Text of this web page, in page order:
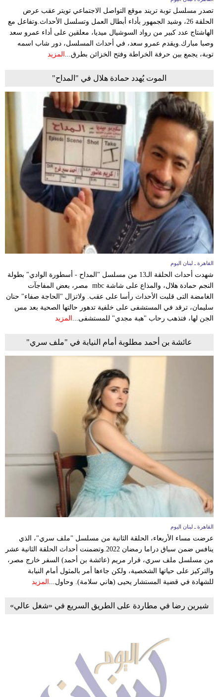
تصدر مسلسل توبة تريند موقع التواصل الاجتماعي تويتر عقب عرض
الحلقة 26، وشيد الجمهور بأداء أبطال العمل وتسلسل الأحداث.وتفاعل مع
الهاشتاج عدد كبير من رواد السوشيال ميديا، معلقين على أداء عمرو سعد
وصبا مبارك.ويقدم عمرو سعد، في أحداث المسلسل، دور شاب اسمه
توبة، يجمع بين حرفة الخراطة وفتح الخزائن بطرق... المزيد
الموت يُهدد حمادة هلال في "المداح"
القاهرة ـ لبنان اليوم
شهدت أحداث الحلقة الـ13 من مسلسل "المداح - أسطورة الوادي" بطولة
النجم حمادة هلال، والمذاع على شاشة mbc مصر، بعض المفاجآت
الغامضة التى قلبت الأحداث رأسا على عقب. ولاتزال "الحاجة صفاء" حنان
سليمان، ترقد في المستشفى على خلفية تدهور حالتها الصحية بعد مس
الجن لها، فتذهب رحاب "هبة مجدي" للمستشفى... المزيد
عائشة بن أحمد مطلوبة أمام النيابة في "ملف سري"
القاهرة ـ لبنان اليوم
عرضت مساء الأربعاء، الحلقة الثانية من مسلسل "ملف سري"، الذي
ينافس ضمن سباق دراما رمضان 2022.وتضمنت أحداث الحلقة الثانية عشر
من مسلسل ملف سري، قرار مريم (عائشة بن أحمد) السفر خارج مصر،
والتركيز على حياتها الشخصية، ولكن جاءها أمر بالمثول أمام النيابة
للشهادة في قضية المستشار يحيى (هاني سلامة). وحاول... المزيد
شيرين رضا في مطاردة على الطريق السريع في «شغل عالي»